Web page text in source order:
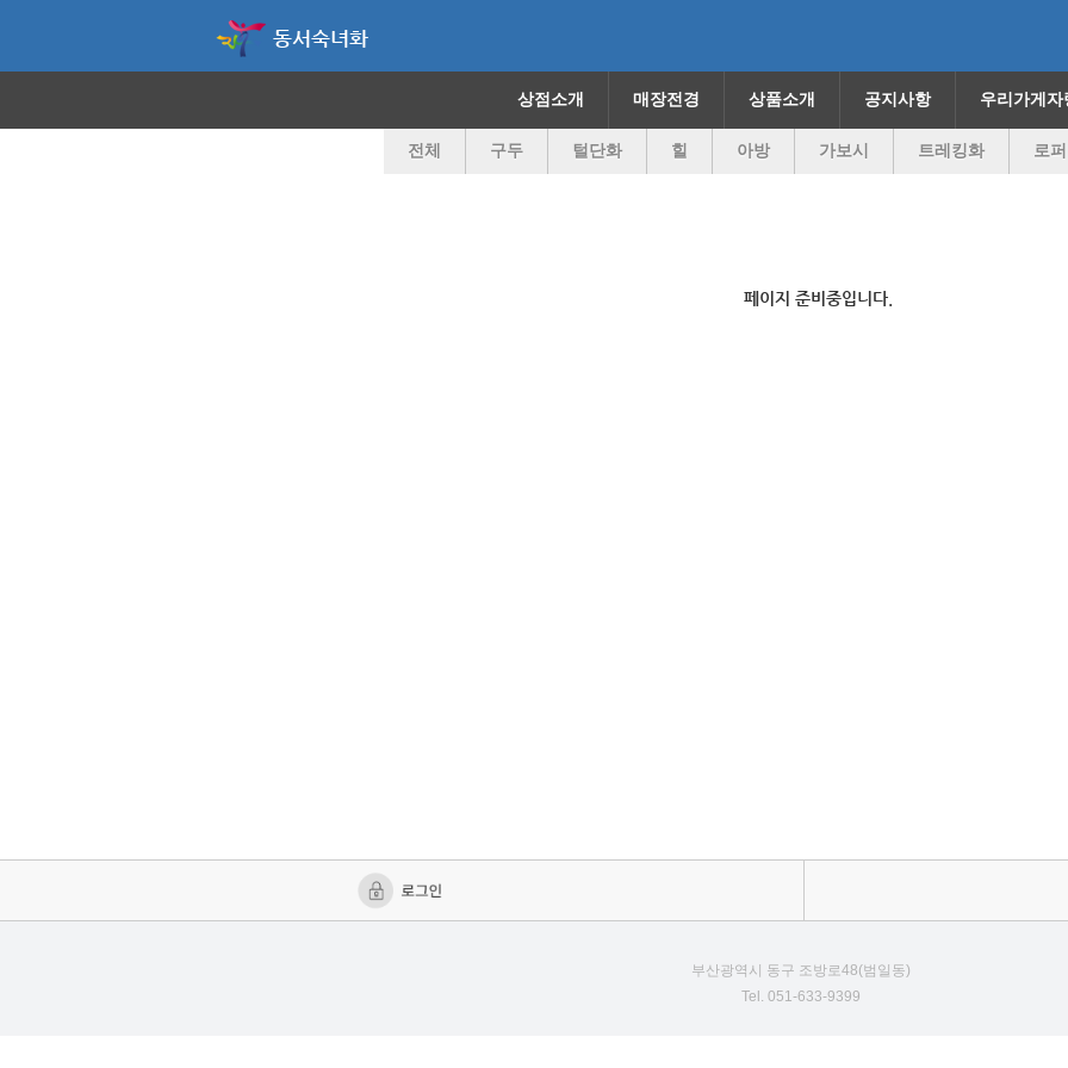
동서숙녀화
상점소개 매장전경 상품소개 공지사항 우리가게자
전체 구두 털단화 힐 아방 가보시 트레킹화 로퍼
페이지 준비중입니다.
부산광역시 동구 조방로48(범일동)
Tel. 051-633-9399